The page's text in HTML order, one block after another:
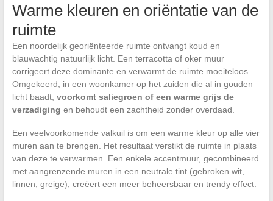
Warme kleuren en oriëntatie van de
ruimte
Een noordelijk georiënteerde ruimte ontvangt koud en
blauwachtig natuurlijk licht. Een terracotta of oker muur
corrigeert deze dominante en verwarmt de ruimte moeiteloos.
Omgekeerd, in een woonkamer op het zuiden die al in gouden
licht baadt, voorkomt saliegroen of een warme grijs de
verzadiging en behoudt een zachtheid zonder overdaad.
Een veelvoorkomende valkuil is om een warme kleur op alle vier
muren aan te brengen. Het resultaat verstikt de ruimte in plaats
van deze te verwarmen. Een enkele accentmuur, gecombineerd
met aangrenzende muren in een neutrale tint (gebroken wit,
linnen, greige), creëert een meer beheersbaar en trendy effect.